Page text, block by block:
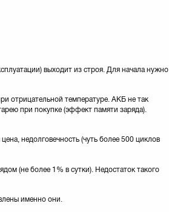
выходит из строя. Для начала нужно
отрицательной температуре. АКБ не так
при покупке (эффект памяти заряда).
недолговечность (чуть более 500 циклов
(не более 1% в сутки). Недостаток такого
именно они.